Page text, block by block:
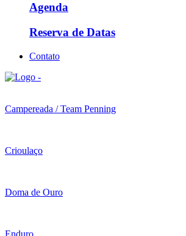
Agenda
Reserva de Datas
Contato
Campereada / Team Penning
Crioulaço
Doma de Ouro
Enduro